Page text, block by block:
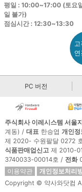
평일 : 10:00~17:00 (토요
일 불가)
점심시간 : 12:30~13:30
연
PC 버전
주식회사 이레시스템 서울
계동) / 대표 한승엽 개인정
제 2020- 수원팔달 0272
식품판매업신고 제 2010-
3740033-00014호 / 전화
이용약관
개인정보처리
Copyright © 약사와닷컴